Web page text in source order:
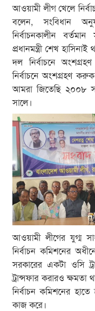
আওয়ামী লীগ খেলে
বলেন, সংবিধান
নির্বাচনকালীন
প্রধানমন্ত্রী শেখ
দল নির্বাচনে
নির্বাচনে অংশগ্রহণ
আমরা জিতেছি ২০০৮
সালে।
আওয়ামী লীগের যুগ্ম
নির্বাচন কমিশনের
সরকারের একটা ওসি
ট্রান্সফার করারও ক্ষমতা
নির্বাচন কমিশনের
কাজ করে।